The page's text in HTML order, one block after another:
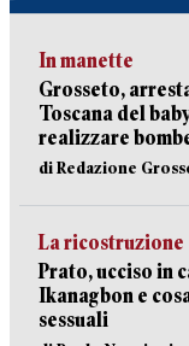
In manette
Grosseto,
Toscana del
realizzare
di Redazione
La ricostruzione
Prato, ucciso in
Ikanagbon e
sessuali